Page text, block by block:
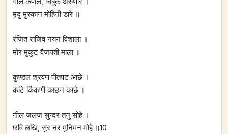
मृदु मुस्कान मोहिनी डारे ॥
रंजित राजिव नयन विशाला ।
मोर मुकुट वैजयंती माला ॥
कुण्डल श्रवण पीतपट आछे ।
कटि किंकणी काछन काछे ॥
नील जलज सुन्दर तनु सोहे ।
छवि लखि, सुर नर मुनिमन मोहे ॥10